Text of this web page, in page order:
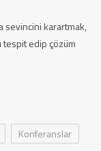
sevincini karartmak,
tespit edip çözüm
Konferanslar